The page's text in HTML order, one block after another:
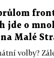
jde o
Malé
volby?